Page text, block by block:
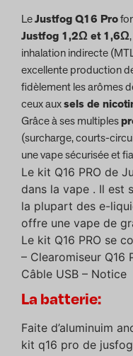
LeJustfog Q16 Pro
Justfog 1,2Ω et 1,6Ω
inhalation indirecte
excellente production
fidèlement les arômes
ceux auxsels de
Grâce à ses multiples
(surcharge, courts-
une vape sécurisée et
Le kit Q16 PRO de
dans la vape . Il est
la plupart des e-
offre une vape de
Le kit Q16 PRO se
– Clearomiseur Q16
Câble USB – Notice
La batterie:
Faite d’aluminuim
kit q16 pro de